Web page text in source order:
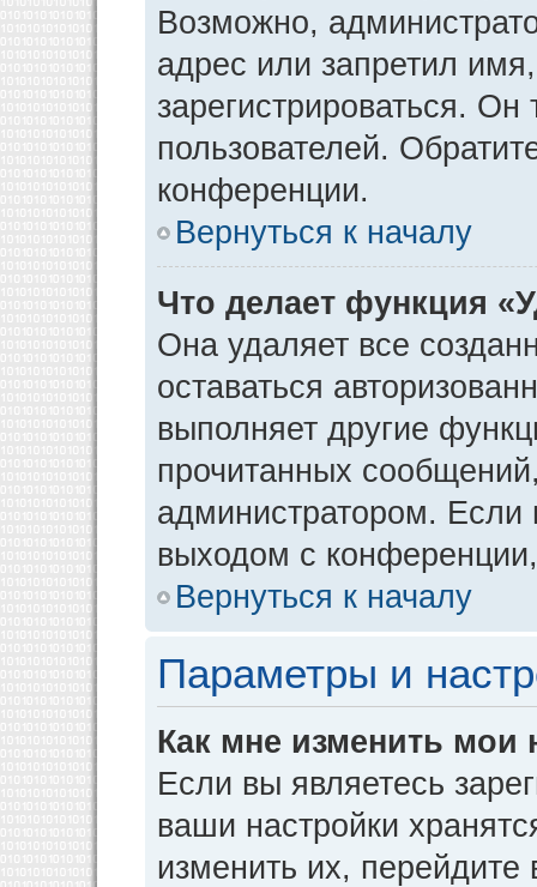
Возможно,
адрес или запретил
зарегистрироваться.
пользователей.
конференции.
Вернуться к началу
Что делает функция
Она удаляет все
оставаться
выполняет другие
прочитанных
администратором. Если
выходом с
Вернуться к началу
Параметры и
Как мне изменить мои
Если вы являетесь
ваши настройки
изменить их, перейдите